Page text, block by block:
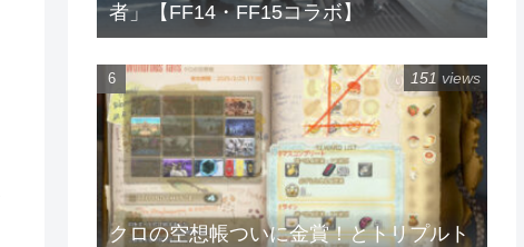
者」【FF14・FF15コラボ】
クロの空想帳ついに金賞！とトリプルト
151 views